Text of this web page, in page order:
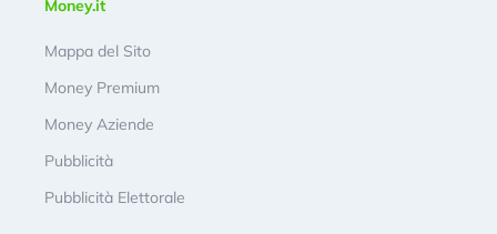
Money.it
Mappa del Sito
Money Premium
Money Aziende
Pubblicità
Pubblicità Elettorale